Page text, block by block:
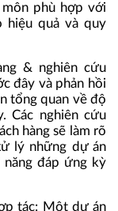
phù hợp với
hiệu quả và quy
& nghiên cứu
đây và phản hồi
tổng quan về độ
Các nghiên cứu
hàng sẽ làm rõ
lý những dự án
đáp ứng kỳ
tác: Một dự án